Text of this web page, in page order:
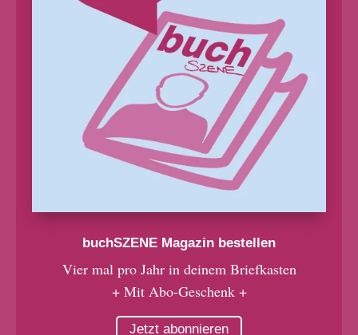
buchSZENE Magazin bestellen
Vier mal pro Jahr in deinem Briefkasten
+ Mit Abo-Geschenk +
Jetzt abonnieren